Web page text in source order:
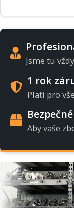
Jsme tu
1 rok
Platí pro
Aby vaše